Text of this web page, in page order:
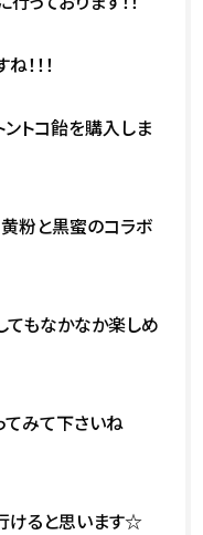
！！！
トコ飴を購入しま
粉と黒蜜のコラボ
てもなかなか楽しめ
てみて下さいね
けると思います☆